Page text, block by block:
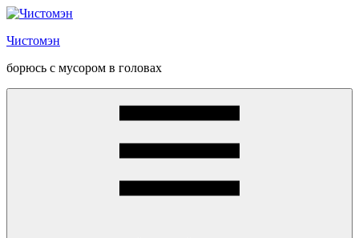
Перейти
содержанию
Чистомэн
борюсь с мусором в головах